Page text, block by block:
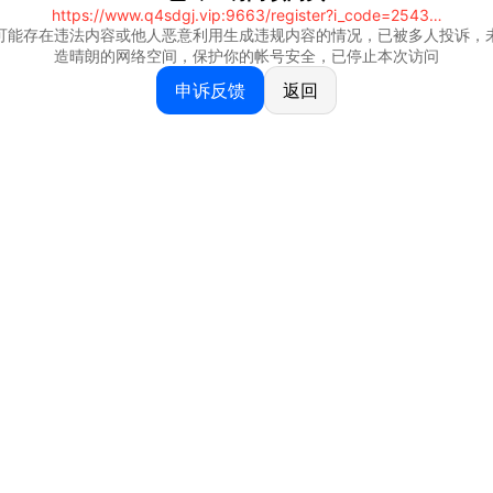
https://www.q4sdgj.vip:9663/register?i_code=25430844
能存在违法内容或他人恶意利用生成违规内容的情况，已被多人投诉，
造晴朗的网络空间，保护你的帐号安全，已停止本次访问
申诉反馈 返回